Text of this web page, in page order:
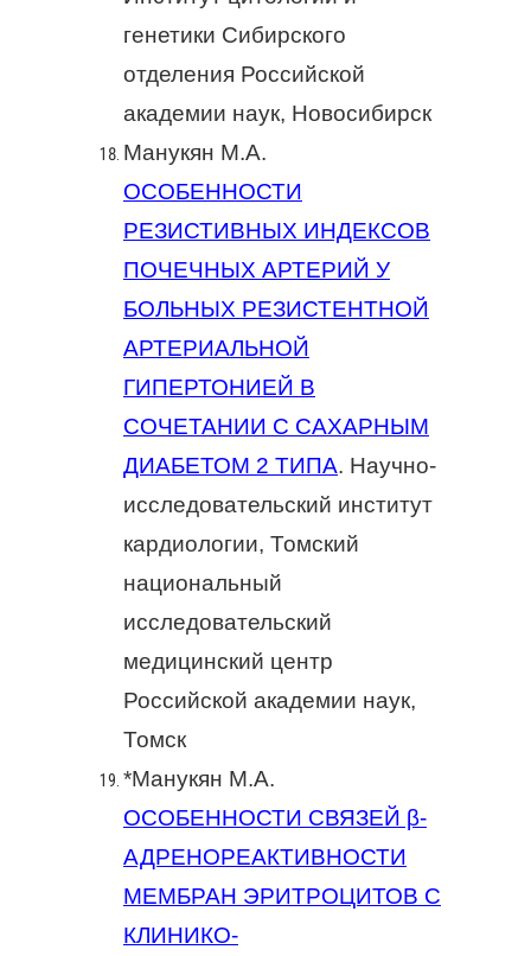
генетики Сибирского
отделения Российской
академии наук, Новосибирск
Манукян М.А.
ОСОБЕННОСТИ
РЕЗИСТИВНЫХ ИНДЕКСОВ
ПОЧЕЧНЫХ АРТЕРИЙ У
БОЛЬНЫХ РЕЗИСТЕНТНОЙ
АРТЕРИАЛЬНОЙ
ГИПЕРТОНИЕЙ В
СОЧЕТАНИИ С САХАРНЫМ
ДИАБЕТОМ 2 ТИПА. Научно-
исследовательский институт
кардиологии, Томский
национальный
исследовательский
медицинский центр
Российской академии наук,
Томск
*Манукян М.А.
ОСОБЕННОСТИ СВЯЗЕЙ β-
АДРЕНОРЕАКТИВНОСТИ
МЕМБРАН ЭРИТРОЦИТОВ С
КЛИНИКО-